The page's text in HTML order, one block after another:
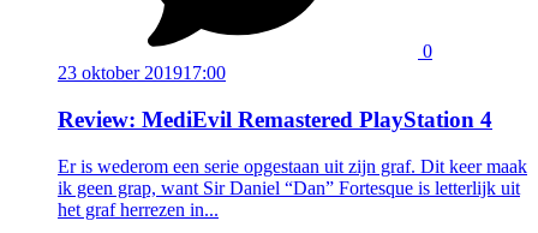
0
23 oktober 201917:00
Review: MediEvil Remastered PlayStation 4
Er is wederom een serie opgestaan uit zijn graf. Dit keer maak
ik geen grap, want Sir Daniel “Dan” Fortesque is letterlijk uit
het graf herrezen in...